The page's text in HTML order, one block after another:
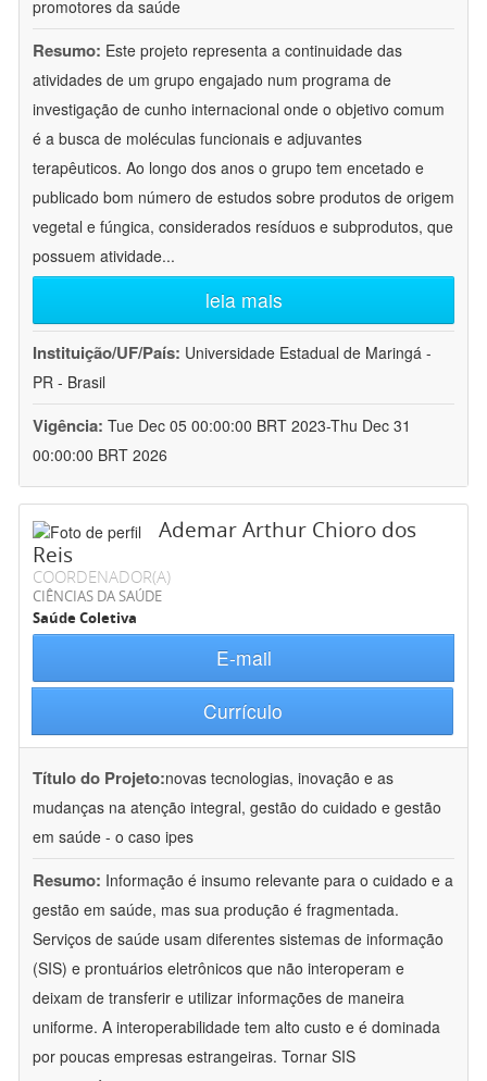
promotores da saúde
Resumo: Este projeto representa a continuidade das
atividades de um grupo engajado num programa de
investigação de cunho internacional onde o objetivo comum
é a busca de moléculas funcionais e adjuvantes
terapêuticos. Ao longo dos anos o grupo tem encetado e
publicado bom número de estudos sobre produtos de origem
vegetal e fúngica, considerados resíduos e subprodutos, que
possuem atividade...
leia mais
Instituição/UF/País: Universidade Estadual de Maringá -
PR - Brasil
Vigência: Tue Dec 05 00:00:00 BRT 2023-Thu Dec 31
00:00:00 BRT 2026
Ademar Arthur Chioro dos
Reis
COORDENADOR(A)
CIÊNCIAS DA SAÚDE
Saúde Coletiva
E-mail
Currículo
Título do Projeto:novas tecnologias, inovação e as
mudanças na atenção integral, gestão do cuidado e gestão
em saúde - o caso ipes
Resumo: Informação é insumo relevante para o cuidado e a
gestão em saúde, mas sua produção é fragmentada.
Serviços de saúde usam diferentes sistemas de informação
(SIS) e prontuários eletrônicos que não interoperam e
deixam de transferir e utilizar informações de maneira
uniforme. A interoperabilidade tem alto custo e é dominada
por poucas empresas estrangeiras. Tornar SIS